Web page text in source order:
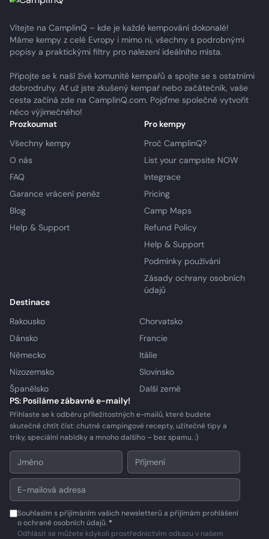
Vítejte na CamplinQ – kde je každé kempování dokonalé!
Máme kempy z celé Evropy i mimo ni, všechny s podrobnými
popisy a praktickými filtry pro nalezení ideálního místa.
Připojte se k naší živé komunitě kempařů a spojte se s ostatními
dobrodruhy. Ať už jste zkušený kempař nebo začátečník, vaše
cesta začíná zde na CamplinQ.com. Pojďme společně vytvořit
něco výjimečného!
Prozkoumat
Všechny kempy
O nás
FAQ
Garance vrácení peněz
Blog
Help & Support
Pro kempy
Proč CamplinQ?
List your campsite NOW
Integrace
Pricing
Camp Maps
Refund Policy
Help & Support
Podmínky používání
Zásady ochrany osobních
údajů
Destinace
Rakousko
Chorvatsko
Dánsko
Francie
Německo
Itálie
Nizozemsko
Slovinsko
Španělsko
Další země
PS: Posíláme zábavné e-maily!
Přihlaste se k odběru příležitostných e-mailů, které budete
skutečně chtít číst: chutné campingové recepty, užitečné tipy a
triky, speciální nabídky a mnoho dalšího – bez spamu. :)
Souhlasím s přijímáním vašich newsletterů a přijímám prohlášení
o ochraně osobních údajů. *
Odhlásit se můžete kdykoli prostřednictvím odkazu v našem